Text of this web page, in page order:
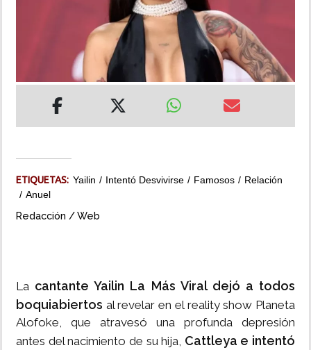
ETIQUETAS: Yailin Intentó Desvivirse Famosos
Relación
Anuel
Redacción / Web
La cantante Yailin La Más Viral dejó a todos
boquiabiertos al revelar en el reality show Planeta
Alofoke, que atravesó una profunda depresión
antes del nacimiento de su hija, Cattleya e intentó